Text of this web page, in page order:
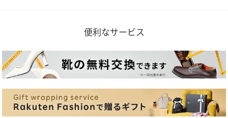
便利なサービス